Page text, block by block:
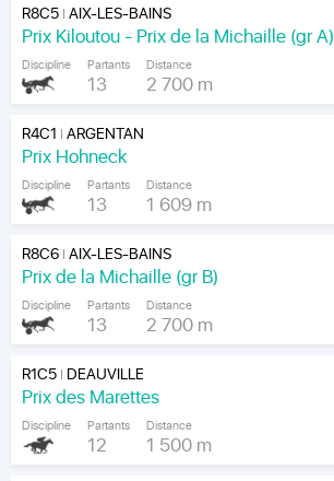
R8C5|AIX-LES-BAINS
Prix Kiloutou - Prix de la Michaille (gr A)
Discipline Partants
13
Distance
2 700 m
R4C1 |ARGENTAN
Prix Hohneck
Discipline Partants
13
Distance
1 609 m
R8C6|AIX-LES-BAINS
Prix de la Michaille (gr B)
Discipline Partants
13
Distance
2 700 m
R1C5| DEAUVILLE
Prix des Marettes
Discipline Partants
12
Distance
1 500 m